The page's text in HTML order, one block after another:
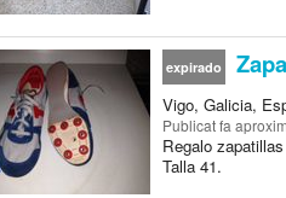
expirado
Vigo, Galicia,
Publicatfa
Regalo
Talla 41.